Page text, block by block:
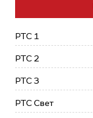
РТС 1
РТС 2
РТС 3
РТС Свет